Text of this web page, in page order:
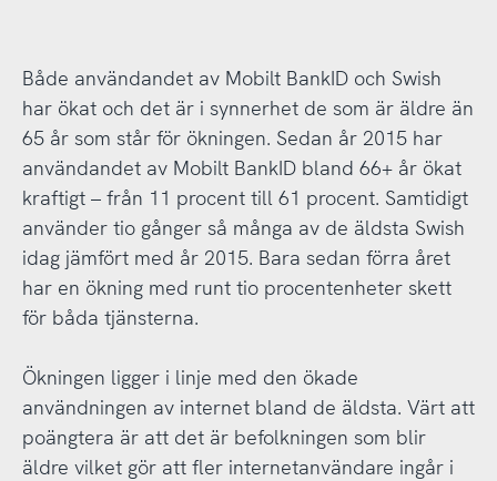
Både användandet av Mobilt BankID och Swish
har ökat och det är i synnerhet de som är äldre än
65 år som står för ökningen. Sedan år 2015 har
användandet av Mobilt BankID bland 66+ år ökat
kraftigt – från 11 procent till 61 procent. Samtidigt
använder tio gånger så många av de äldsta Swish
idag jämfört med år 2015. Bara sedan förra året
har en ökning med runt tio procentenheter skett
för båda tjänsterna.
Ökningen ligger i linje med den ökade
användningen av internet bland de äldsta. Värt att
poängtera är att det är befolkningen som blir
äldre vilket gör att fler internetanvändare ingår i